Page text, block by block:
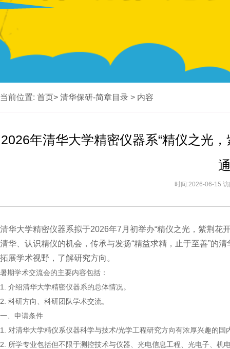
当前位置: 首页> 清华保研-简章目录 > 内容
2026年清华大学精密仪器系“精仪之光
时间:2026-06-15
清华大学精密仪器系拟于2026年7月初举办“精仪之光，紫荆花
清华、认识精仪的机会，传承与发扬“精益求精，止于至善”的
拓展学术视野，了解研究方向。
暑期学术交流会的主要内容包括：
1. 介绍清华大学精密仪器系的总体情况。
2. 科研方向、科研团队学术交流。
一、申请条件
1. 对清华大学精仪系仪器科学与技术/光学工程研究方向有浓厚兴趣的
2. 所学专业包括但不限于测控技术与仪器、光电信息工程、光电子、机